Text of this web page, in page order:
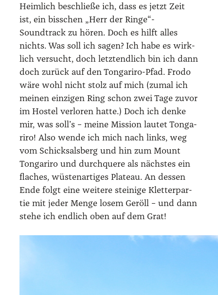
Heim­lich beschlie­ße ich, dass es jetzt Zeit
ist, ein biss­chen „Herr der Ringe“-
Soundtrack zu hören. Doch es hilft alles
nichts. Was soll ich sagen? Ich habe es wirk­
lich ver­sucht, doch letzt­end­lich bin ich dann
doch zurück auf den Ton­ga­ri­ro-Pfad. Fro­do
wäre wohl nicht stolz auf mich (zumal ich
mei­nen ein­zi­gen Ring schon zwei Tage zuvor
im Hos­tel ver­lo­ren hat­te.) Doch ich den­ke
mir, was soll’s – mei­ne Mis­si­on lau­tet Ton­ga­
ri­ro! Also wen­de ich mich nach links, weg
vom Schick­sals­berg und hin zum Mount
Ton­ga­ri­ro und durch­que­re als nächs­tes ein
fla­ches, wüs­ten­ar­ti­ges Pla­teau. An des­sen
Ende folgt eine wei­te­re stei­ni­ge Klet­ter­par­
tie mit jeder Men­ge losem Geröll – und dann
ste­he ich end­lich oben auf dem Grat!